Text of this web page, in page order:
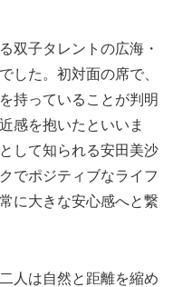
双子タレントの広海・
した。初対面の席で、
持っていることが判明
感を抱いたといいま
して知られる安田美沙
でポジティブなライフ
に大きな安心感へと繋
人は自然と距離を縮め